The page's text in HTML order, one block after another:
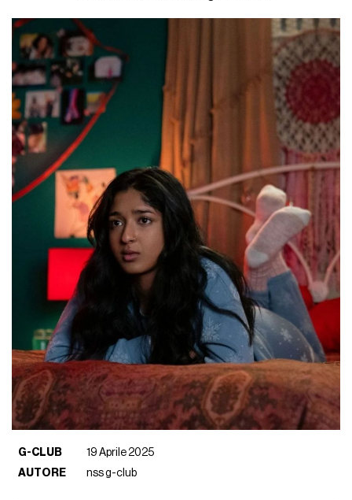
G-CLUB
19 Aprile 2025
AUTORE
nss g-club